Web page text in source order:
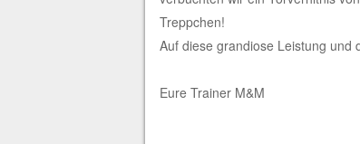
Treppchen!
Auf diese grandiose Leistung und
Eure Trainer M&M